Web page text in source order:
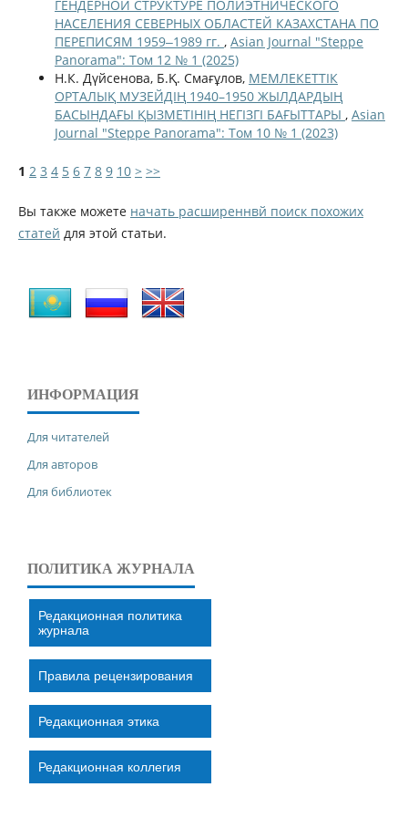
ГЕНДЕРНОЙ СТРУКТУРЕ ПОЛИЭТНИЧЕСКОГО
НАСЕЛЕНИЯ СЕВЕРНЫХ ОБЛАСТЕЙ КАЗАХСТАНА ПО
ПЕРЕПИСЯМ 1959‒1989 гг. , Asian Journal "Steppe
Panorama": Том 12 № 1 (2025)
Н.К. Дүйсенова, Б.Қ. Смағұлов, МЕМЛЕКЕТТІК
ОРТАЛЫҚ МУЗЕЙДІҢ 1940–1950 ЖЫЛДАРДЫҢ
БАСЫНДАҒЫ ҚЫЗМЕТІНІҢ НЕГІЗГІ БАҒЫТТАРЫ , Asian
Journal "Steppe Panorama": Том 10 № 1 (2023)
1 2 3 4 5 6 7 8 9 10 > >>
Вы также можете начать расширеннвй поиск похожих
статей для этой статьи.
ИНФОРМАЦИЯ
Для читателей
Для авторов
Для библиотек
ПОЛИТИКА ЖУРНАЛА
Редакционная политика
журнала
Правила рецензирования
Редакционная этика
Редакционная коллегия